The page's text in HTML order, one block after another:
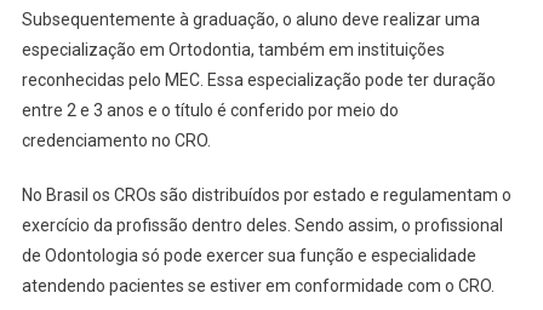
Subsequentemente à graduação, o aluno deve realizar uma
especialização em Ortodontia, também em instituições
reconhecidas pelo MEC. Essa especialização pode ter duração
entre 2 e 3 anos e o título é conferido por meio do
credenciamento no CRO.
No Brasil os CROs são distribuídos por estado e regulamentam o
exercício da profissão dentro deles. Sendo assim, o profissional
de Odontologia só pode exercer sua função e especialidade
atendendo pacientes se estiver em conformidade com o CRO.